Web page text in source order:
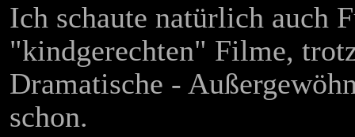
Ich schaute natürlich auch
"kindgerechten" Filme,
Dramatische -
schon.